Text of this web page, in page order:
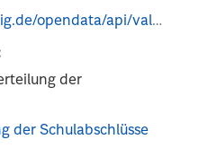
der
der Schulabschlüsse